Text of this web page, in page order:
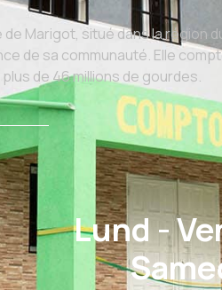
de Marigot, situé dans la
de sa communauté. Elle
de 46 millions de gourdes.
Lund -